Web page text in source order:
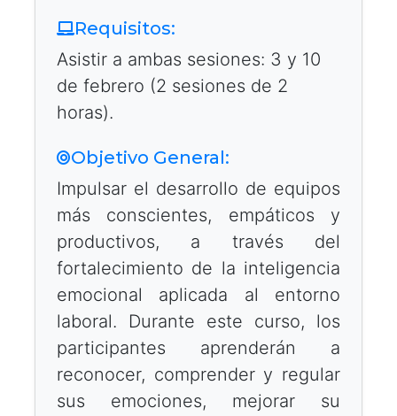
Requisitos:
Asistir a ambas sesiones: 3 y 10
de febrero (2 sesiones de 2
horas).
Objetivo General:
Impulsar el desarrollo de equipos
más conscientes, empáticos y
productivos, a través del
fortalecimiento de la inteligencia
emocional aplicada al entorno
laboral. Durante este curso, los
participantes aprenderán a
reconocer, comprender y regular
sus emociones, mejorar su